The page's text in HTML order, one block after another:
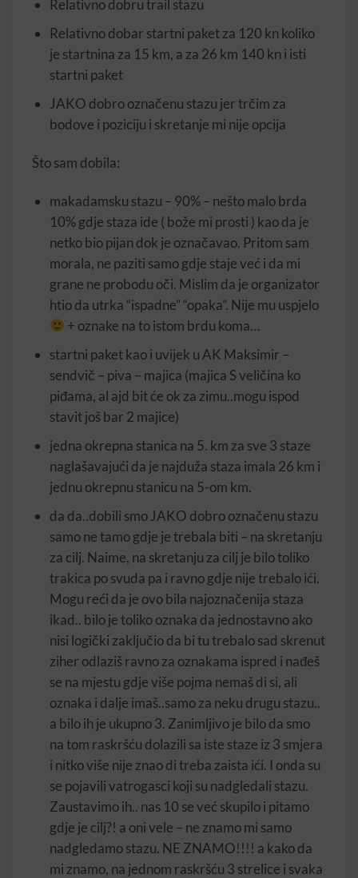
Relativno dobru trail stazu
Relativno dobar startni paket za 120 kn koliko
je startnina za 15 km, a za 26 km 140 kn i isti
startni paket
JAKO dobro označenu stazu jer trčim za
bodove i poziciju i skretanje mi nije opcija
Što sam dobila:
makadamsku stazu – 90% – nešto malo brda
10% gdje staza ide ( bože mi prosti ) kao da je
netko bio pijan dok je označavao. Pritom sam
morala, ne paziti samo gdje staje već i da mi
grane ne probodu oči. Mislim da je organizator
htio da utrka “ispadne” “opaka”. Nije mu uspjelo
+ oznake na to istom brdu koma…
startni paket kao i uvijek u AK Maksimir –
sendvič – piva – majica (majica S veličina ko
piđama, al ajd bit će ok za zimu..mogu ispod
stavit još bar 2 majice)
jedna okrepna stanica na 5. km za sve 3 staze
naglašavajući da je najduža staza imala 26 km i
jednu okrepnu stanicu na 5-om km.
da da..dobili smo JAKO dobro označenu stazu
samo ne tamo gdje je trebala biti – na skretanju
za cilj. Naime, na skretanju za cilj je bilo toliko
trakica po svuda pa i ravno gdje nije trebalo ići.
Mogu reći da je ovo bila najoznačenija staza
ikad.. bilo je toliko oznaka da jednostavno ako
nisi logički zaključio da bi tu trebalo sad skrenut
ziher odlaziš ravno za oznakama ispred i nađeš
se na mjestu gdje više pojma nemaš di si, ali
oznaka i dalje imaš..samo za neku drugu stazu..
a bilo ih je ukupno 3. Zanimljivo je bilo da smo
na tom raskršću dolazili sa iste staze iz 3 smjera
i nitko više nije znao di treba zaista ići. I onda su
se pojavili vatrogasci koji su nadgledali stazu.
Zaustavimo ih.. nas 10 se već skupilo i pitamo
gdje je cilj?! a oni vele – ne znamo mi samo
nadgledamo stazu. NE ZNAMO!!!! a kako da
mi znamo, na jednom raskršću 3 strelice i svaka